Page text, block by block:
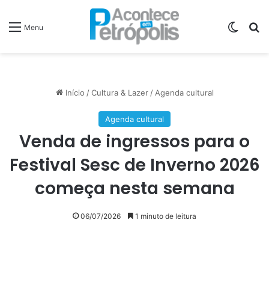
Menu
Início / Cultura & Lazer / Agenda cultural
Agenda cultural
Venda de ingressos para o
Festival Sesc de Inverno 2026
começa nesta semana
06/07/2026 1 minuto de leitura